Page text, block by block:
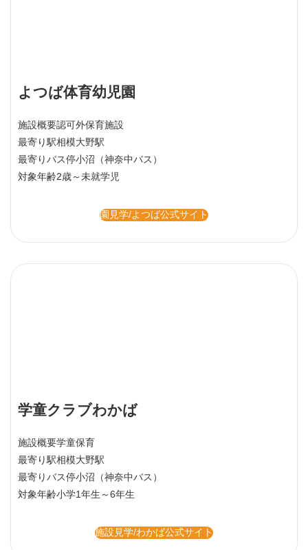
よつば体育幼児園
施設概要認可外保育施設
最寄り駅相模大野駅
最寄りバス停小沼（神奈中バス）
対象年齢2歳～未就学児
園見学/よつば公式サイト
学童クラブわかば
施設概要学童保育
最寄り駅相模大野駅
最寄りバス停小沼（神奈中バス）
対象年齢小学1年生～6年生
施設見学/わかば公式サイト